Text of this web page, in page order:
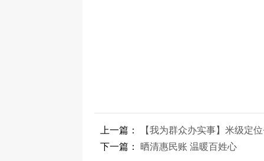
上一篇：
【我为群众办实事】米级定
下一篇： 晒清惠民账 温暖百姓心